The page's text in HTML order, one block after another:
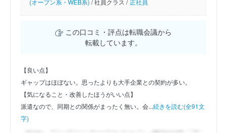
(オープン系・WEB系) /社員クラス / 正社員
この口コミ・評点は転職会議から
転載しています。
【良い点】
ギャップはほぼない。思ったよりも大手企業との契約が多い。
【気になること・改善したほうがいい点】
派遣なので、同期との関係がまったく無い。会...続きを読む(全91文
字)